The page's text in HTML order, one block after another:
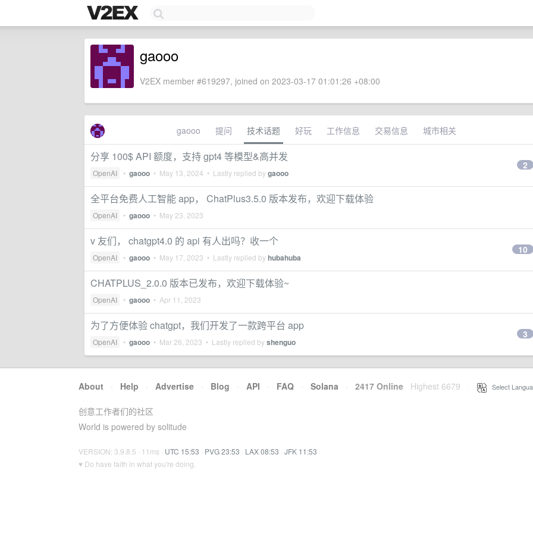
gaooo
V2EX member #619297, joined on 2023-03-17 01:01:26 +08:00
gaooo 提问 技术话题 好玩 工作信息 交易信息 城市相关
分享 100$ API 额度，支持 gpt4 等模型&高并发
OpenAI • gaooo • May 13, 2024 • Lastly replied bygaooo
2
全平台免费人工智能 app， ChatPlus3.5.0 版本发布，欢迎下载体验
OpenAI • gaooo • May 23, 2023
v 友们， chatgpt4.0 的 api 有人出吗？收一个
OpenAI • gaooo • May 17, 2023 • Lastly replied byhubahuba
10
CHATPLUS_2.0.0 版本已发布，欢迎下载体验~
OpenAI • gaooo • Apr 11, 2023
为了方便体验 chatgpt，我们开发了一款跨平台 app
OpenAI • gaooo • Mar 26, 2023 • Lastly replied byshenguo
3
About · Help · Advertise · Blog · API · FAQ · Solana · 2417 Online Highest 6679 Select
创意工作者们的社区
World is powered by solitude
VERSION: 3.9.8.5 · 11ms · UTC 15:53 · PVG 23:53 · LAX 08:53 · JFK 11:53
♥ Do have faith in what you're doing.